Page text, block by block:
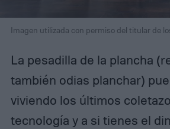
Imagen utilizada con permiso del titular de
La pesadilla de la plancha
también odias planchar)
viviendo los últimos
tecnología y a si tienes el